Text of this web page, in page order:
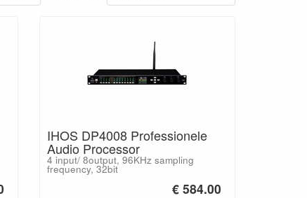
IHOS DP4008 Professionele
Audio Processor
4 input/ 8output, 96KHz sampling
frequency, 32bit
€ 584.00